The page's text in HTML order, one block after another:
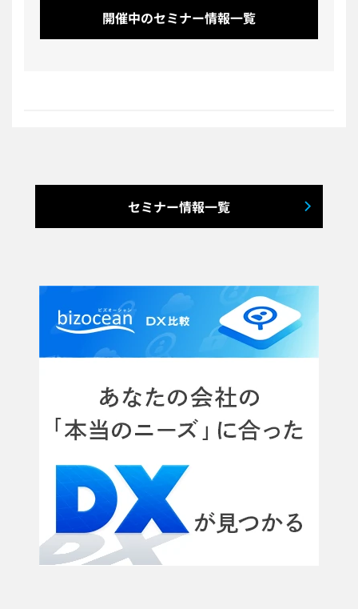
開催中のセミナー情報一覧
セミナー情報一覧